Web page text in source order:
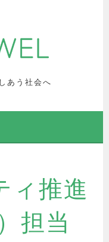
あう社会へ
ィ推進
担当